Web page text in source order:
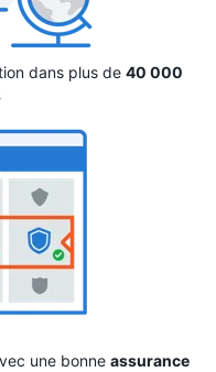
dans plus de 40 000
une bonne assurance